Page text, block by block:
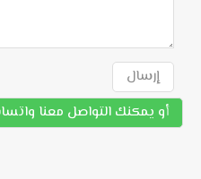
إرسال
أو يمكنك التواصل معنا